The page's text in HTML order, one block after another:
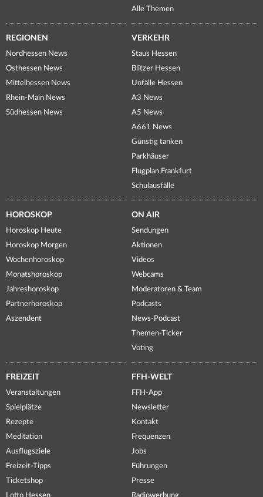
Alle Themen
REGIONEN
Nordhessen News
Osthessen News
Mittelhessen News
Rhein-Main News
Südhessen News
VERKEHR
Staus Hessen
Blitzer Hessen
Unfälle Hessen
A3 News
A5 News
A661 News
Günstig tanken
Parkhäuser
Flugplan Frankfurt
Schulausfälle
HOROSKOP
Horoskop Heute
Horoskop Morgen
Wochenhoroskop
Monatshoroskop
Jahreshoroskop
Partnerhoroskop
Aszendent
ON AIR
Sendungen
Aktionen
Videos
Webcams
Moderatoren & Team
Podcasts
News-Podcast
Themen-Ticker
Voting
FREIZEIT
Veranstaltungen
Spielplätze
Rezepte
Meditation
Ausflugsziele
Freizeit-Tipps
Ticketshop
Lotto Hessen
FFH-WELT
FFH-App
Newsletter
Kontakt
Frequenzen
Jobs
Führungen
Presse
Radiowerbung